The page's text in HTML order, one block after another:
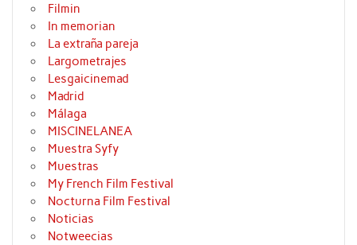
Filmin
In memorian
La extraña pareja
Largometrajes
Lesgaicinemad
Madrid
Málaga
MISCINELANEA
Muestra Syfy
Muestras
My French Film Festival
Nocturna Film Festival
Noticias
Notweecias